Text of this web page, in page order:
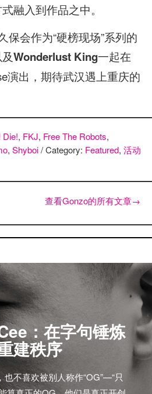
融入到作品之中。
保会作为“硬榜现场”系列的
Wonderlust King一起在
演出，期待武汉遇上重庆的
Die!, FKJ, Free The Robots,
, Shyboi/ Category: Featured, 活动
查看Gonzo的所有文章→
：在字句锤炼
建秩序
也不喜欢被别人称作“OG”—“只